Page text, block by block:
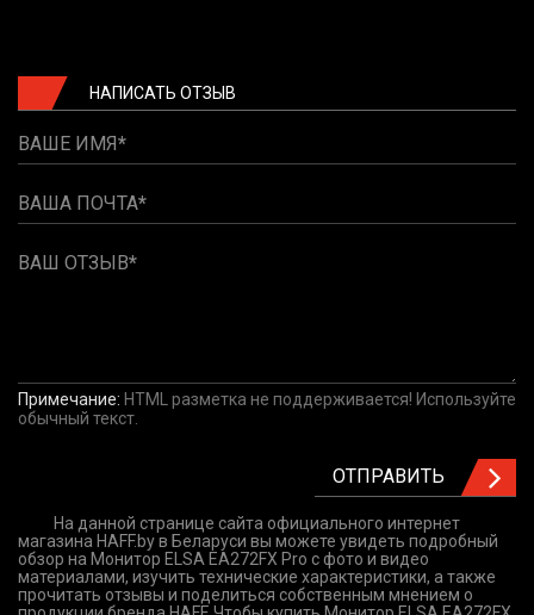
НАПИСАТЬ ОТЗЫВ
ВАШЕ ИМЯ
ВАША ПОЧТА
ВАШ ОТЗЫВ
Примечание: HTML разметка не поддерживается! Используйте
обычный текст.
ОТПРАВИТЬ
На данной странице сайта официального интернет
магазина HAFF.by в Беларуси вы можете увидеть подробный
обзор на Монитор ELSA EA272FX Pro с фото и видео
материалами, изучить технические характеристики, а также
прочитать отзывы и поделиться собственным мнением о